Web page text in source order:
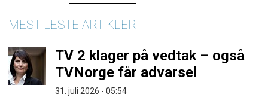
MEST LESTE ARTIKLER
TV 2 klager på vedtak – også
TVNorge får advarsel
31. juli 2026 - 05:54